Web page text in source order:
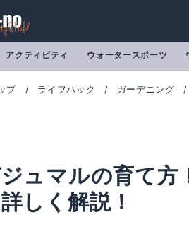
アクティビティ ウォータースポーツ
プ ライフハック ガーデニング
ュマルの育て方
しく解説！